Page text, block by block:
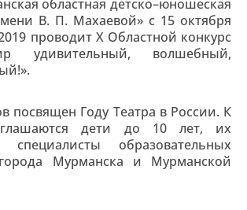
областная детско–юношеская
В. П. Махаевой» с 15 октября
проводит X Областной конкурс
удивительный, волшебный,
посвящен Году Театра в России. К
дети до 10 лет, их
образовательных
Мурманска и Мурманской